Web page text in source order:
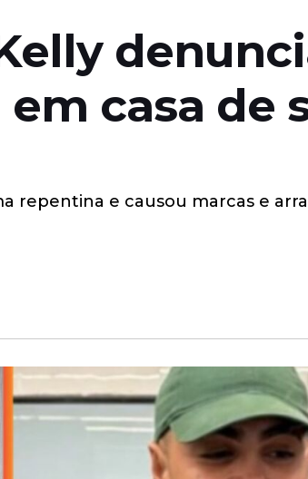
casa de
repentina e causou marcas e